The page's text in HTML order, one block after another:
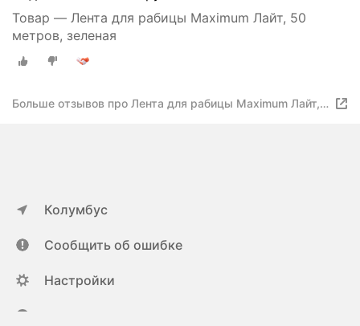
Товар — Лента для рабицы Maximum Лайт, 50
метров, зеленая
Больше отзывов про Лента для рабицы Maximum Лайт,
Колумбус
Сообщить об ошибке
Настройки